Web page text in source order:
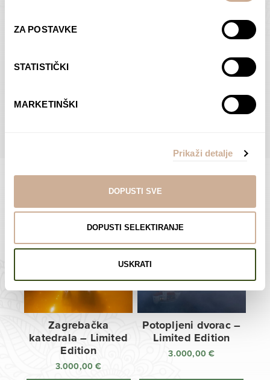
ZA POSTAVKE
STATISTIČKI
MARKETINŠKI
Prikaži detalje
DOPUSTI SVE
DOPUSTI SELEKTIRANJE
USKRATI
Dolac
ODABERI OPCIJE
Moreškanti – sjena
€Raspon
od
75,00 €
do
138,00 €
ODABERI OPCIJE
POGLEDAJTE SVE PROIZVODE U OVOJ KATEGORIJI
Limited Edition Fotografije
Zagrebačka
katedrala – Limited
Edition
3.000,00€
Potopljeni dvorac –
Limited Edition
3.000,00€